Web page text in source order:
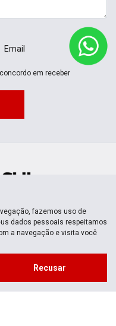
Email
em receber
fazemos uso de
dados pessoais respeitamos
a navegação e visita você
Recusar